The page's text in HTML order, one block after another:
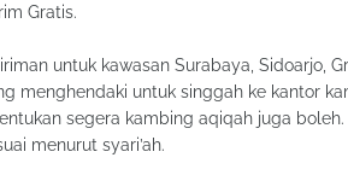
Gratis.
untuk kawasan Surabaya, Sidoarjo,
menghendaki untuk singgah ke kantor
segera kambing aqiqah juga
menurut syari’ah.